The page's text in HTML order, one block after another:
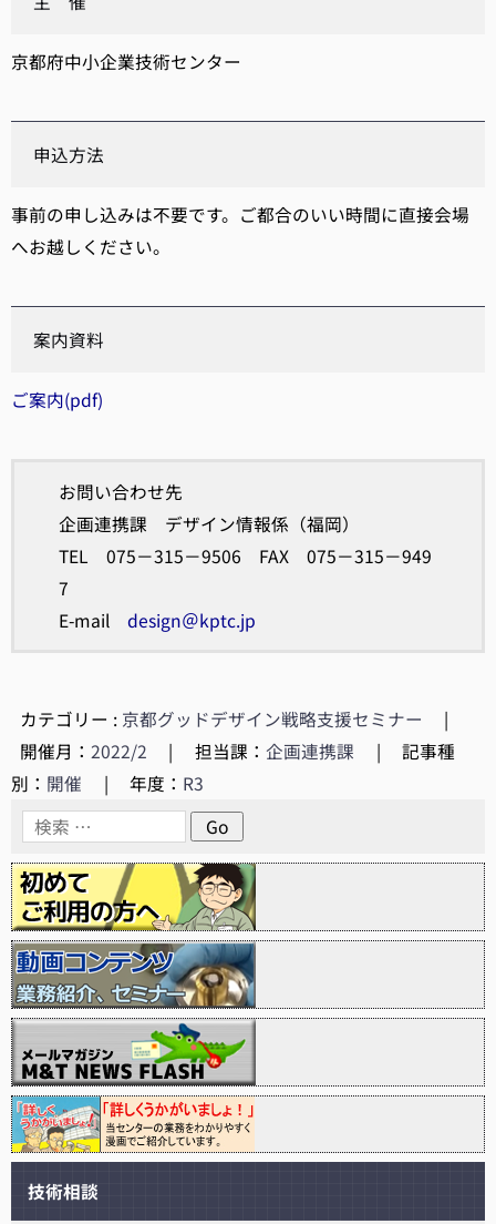
京都府中小企業技術センター
申込方法
事前の申し込みは不要です。ご都合のいい時間に直接会場
へお越しください。
案内資料
ご案内(pdf)
お問い合わせ先
企画連携課 デザイン情報係（福岡）
TEL 075－315－9506 FAX 075－315－949
7
E-mail design＠kptc.jp
カテゴリー : 京都グッドデザイン戦略支援セミナー
|
開催月： 2022/2 | 担当課：企画連携課 |
記事種
別： 開催 | 年度： R3
技術相談